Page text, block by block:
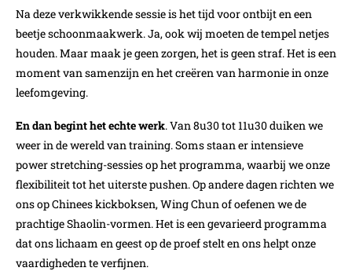
Na deze verkwikkende sessie is het tijd voor ontbijt en een
beetje schoonmaakwerk. Ja, ook wij moeten de tempel netjes
houden. Maar maak je geen zorgen, het is geen straf. Het is een
moment van samenzijn en het creëren van harmonie in onze
leefomgeving.
En dan begint het echte werk. Van 8u30 tot 11u30 duiken we
weer in de wereld van training. Soms staan er intensieve
power stretching-sessies op het programma, waarbij we onze
flexibiliteit tot het uiterste pushen. Op andere dagen richten we
ons op Chinees kickboksen, Wing Chun of oefenen we de
prachtige Shaolin-vormen. Het is een gevarieerd programma
dat ons lichaam en geest op de proef stelt en ons helpt onze
vaardigheden te verfijnen.